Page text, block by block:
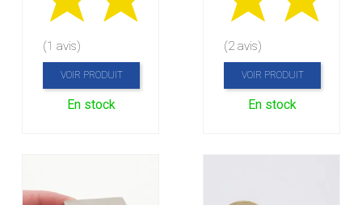
(1 avis)
VOIR PRODUIT
En stock
(2 avis)
VOIR PRODUIT
En stock